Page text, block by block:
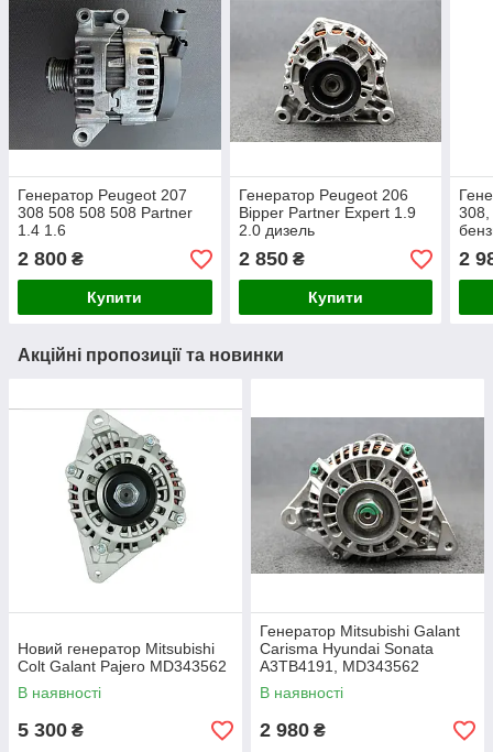
Генератор Peugeot 207
308 508 508 508 Partner
1.4 1.6
2 800 ₴
Купити
Генератор Peugeot 206
Bipper Partner Expert 1.9
2.0 дизель
2 850₴
Купити
2
Акційні пропозиції та новинки
Новий генератор Mitsubishi
Colt Galant Pajero MD343562
В наявності
5 300 ₴
Генератор Mitsubishi Galant
Carisma Hyundai Sonata
A3TB4191, MD343562
В наявності
2 980 ₴